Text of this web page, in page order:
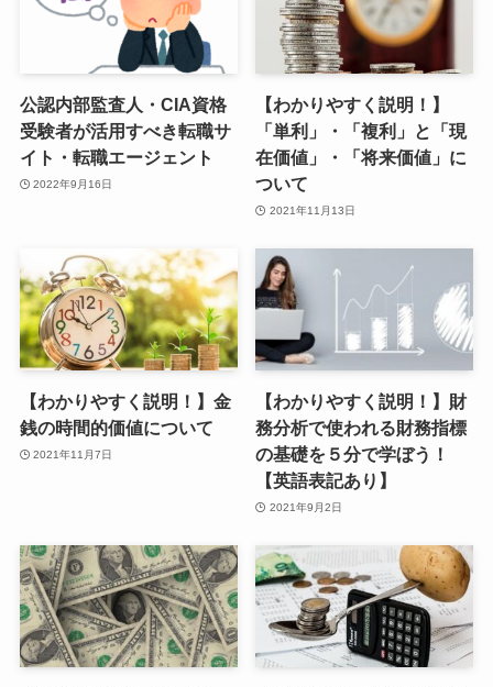
公認内部監査人・CIA資格
受験者が活用すべき転職サ
イト・転職エージェント
2022年9月16日
【わかりやすく説明！】
「単利」・「複利」と「現
在価値」・「将来価値」に
ついて
2021年11月13日
【わかりやすく説明！】金
銭の時間的価値について
2021年11月7日
【わかりやすく説明！】財
務分析で使われる財務指標
の基礎を５分で学ぼう！
【英語表記あり】
2021年9月2日